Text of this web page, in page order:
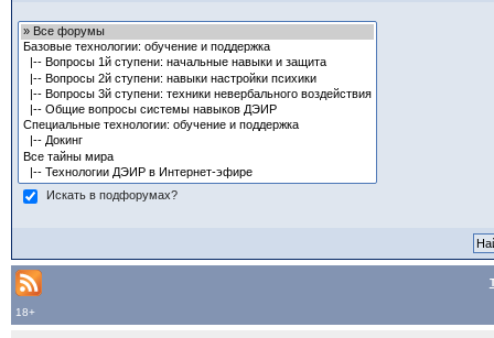
Искать в подфорумах?
18+